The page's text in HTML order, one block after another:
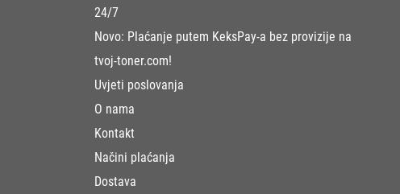
24/7
Novo: Plaćanje putem KeksPay-a bez provizije na
tvoj-toner.com!
Uvjeti poslovanja
O nama
Kontakt
Načini plaćanja
Dostava